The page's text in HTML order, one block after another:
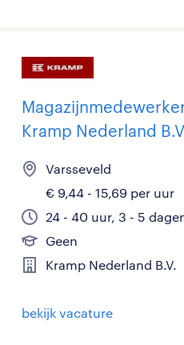
Kramp Nederland
Varsseveld
€ 9,44 - 15,69 per uur
24 - 40 uur, 3 - 5
Geen
Kramp Nederland B.V.
bekijk vacature